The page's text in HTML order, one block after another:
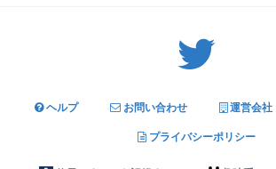
ヘルプ お問い合わせ 運営会社
プライバシーポリシー